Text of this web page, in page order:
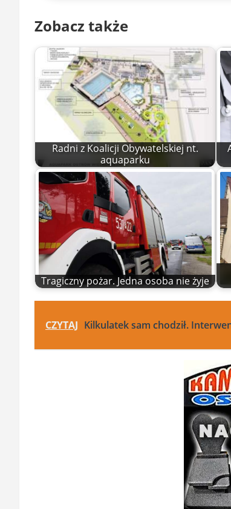
Zobacz także
Radni z Koalicji Obywatelskiej nt.
aquaparku
Tragiczny pożar. Jedna osoba nie żyje
CZYTAJ Kilkulatek sam chodził.